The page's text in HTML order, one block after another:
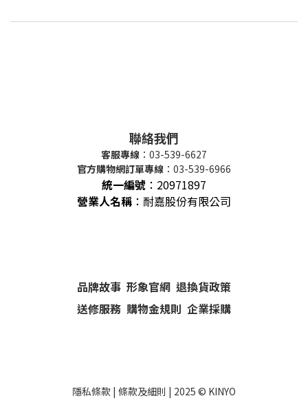
聯絡我們
客服專線 ：03-539-6627
官方購物網訂單專線 ：03-539-6966
統一編號 ： 20971897
營業人名稱 ：耐嘉股份有限公司
品牌故事 形象官網 退換貨政策
送修服務 購物金規則 企業採購
隱私條款 | 條款及細則 | 2025 © KINYO